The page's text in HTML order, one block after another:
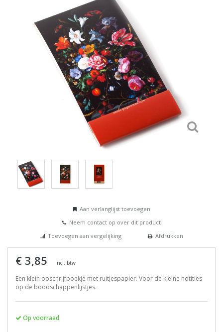
Aan verlanglijst toevoegen
Neem contact op over dit product
Toevoegen aan vergelijking
Afdrukken
€ 3,85 Incl. btw
Een klein opschrijfboekje met ruitjespapier. Voor de kleine notities
op de boodschappenlijstjes.
Op voorraad